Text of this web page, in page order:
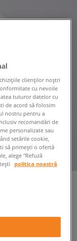
clienților noștri
cu nevoile
tuturor datelor cu
de acord să folosim
nostru pentru a
recomandări de
personalizate sau
setările cookie,
să primești o ofertă
alege "Refuză
politica noastră